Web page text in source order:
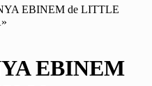
EBINEM de LITTLE
EBINEM